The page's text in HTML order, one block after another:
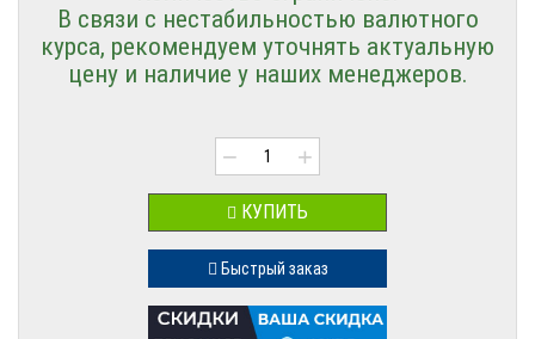
В связи с нестабильностью валютного
курса, рекомендуем уточнять актуальную
цену и наличие у наших менеджеров.
− +
КУПИТЬ
Быстрый заказ